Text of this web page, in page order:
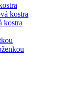
kostra
kostra